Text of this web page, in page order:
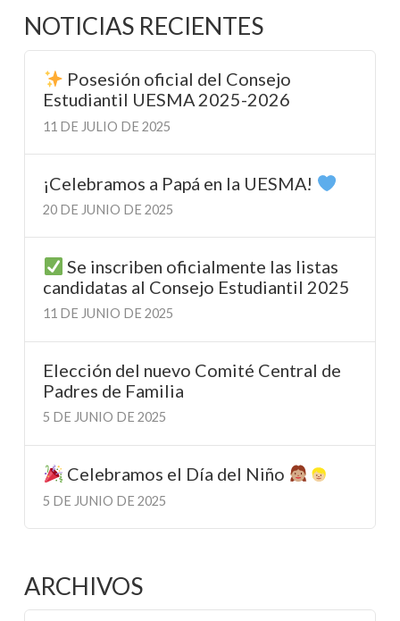
NOTICIAS RECIENTES
Posesión oficial del Consejo
Estudiantil UESMA 2025-2026
11 DE JULIO DE 2025
¡Celebramos a Papá en la UESMA!
20 DE JUNIO DE 2025
Se inscriben oficialmente las listas
candidatas al Consejo Estudiantil 2025
11 DE JUNIO DE 2025
Elección del nuevo Comité Central de
Padres de Familia
5 DE JUNIO DE 2025
Celebramos el Día del Niño
5 DE JUNIO DE 2025
ARCHIVOS